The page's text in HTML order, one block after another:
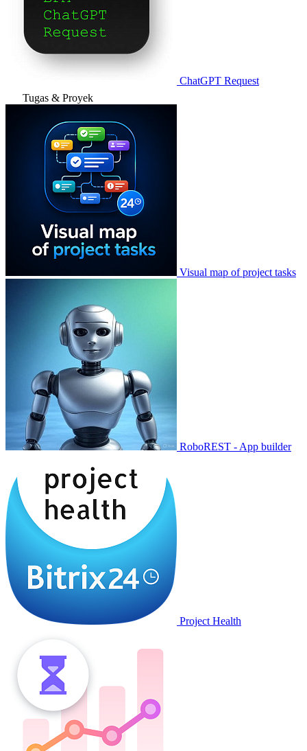
ChatGPT Request
Tugas & Proyek
Visual map of project tasks
RoboREST - App builder
Project Health